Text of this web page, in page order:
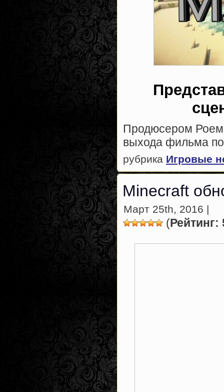
Продюсером Роем
выхода фильма
рубрика Игровые
Minecraft
Март 25th, 2016 |
(Рейтинг: